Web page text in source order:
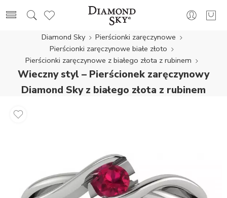
Diamond Sky
Pierścionki zaręczynowe
Pierścionki zaręczynowe białe złoto
Pierścionki zaręczynowe z białego złota z rubinem
Wieczny styl – Pierścionek zaręczynowy
Diamond Sky z białego złota z rubinem